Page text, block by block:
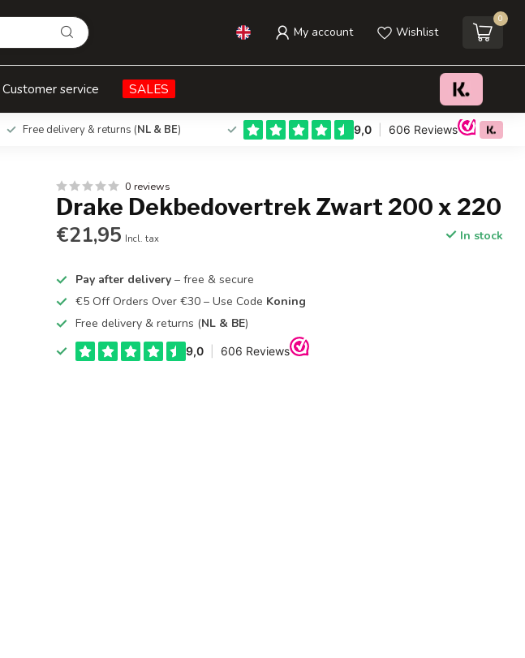
My account Wishlist
0
Customer service SALES
Free delivery & returns (NL & BE)
Add to cart
0 reviews
Drake Dekbedovertrek Zwart 200 x 220
€21,95 Incl. tax In stock
Pay after delivery – free & secure
€5 Off Orders Over €30 – Use Code Koning
Free delivery & returns (NL & BE)